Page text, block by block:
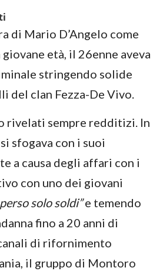
di Mario D’Angelo come
età, il 26enne aveva
stringendo solide
del clan Fezza-De Vivo.
rivelati sempre redditizi. In
sfogava con i suoi
a causa degli affari con i
con uno dei giovani
solo soldi”e temendo
fino a 20 anni di
di rifornimento
il gruppo di Montoro